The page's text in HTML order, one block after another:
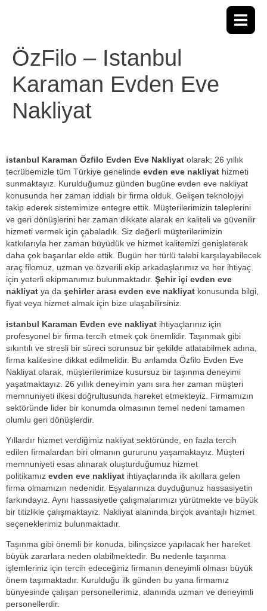
ÖzFilo – Istanbul
Karaman Evden Eve
Nakliyat
istanbul Karaman Özfilo Evden Eve Nakliyat olarak; 26 yıllık
tecrübemizle tüm Türkiye genelinde evden eve nakliyat hizmeti
sunmaktayız. Kurulduğumuz günden bugüne evden eve nakliyat
konusunda her zaman iddialı bir firma olduk. Gelişen teknolojiyi
takip ederek sistemimize entegre ettik. Müşterilerimizin taleplerini
ve geri dönüşlerini her zaman dikkate alarak en kaliteli ve güvenilir
hizmeti vermek için çabaladık. Siz değerli müşterilerimizin
katkılarıyla her zaman büyüdük ve hizmet kalitemizi genişleterek
daha çok başarılar elde ettik. Bugün her türlü talebi karşılayabilecek
araç filomuz, uzman ve özverili ekip arkadaşlarımız ve her ihtiyaç
için yeterli ekipmanımız bulunmaktadır. Şehir içi evden eve
nakliyat ya da şehirler arası evden eve nakliyat konusunda bilgi,
fiyat veya hizmet almak için bize ulaşabilirsiniz.
istanbul Karaman Evden eve nakliyat ihtiyaçlarınız için
profesyonel bir firma tercih etmek çok önemlidir. Taşınmak gibi
sıkıntılı ve stresli bir süreci sorunsuz bir şekilde atlatabilmek adına,
firma kalitesine dikkat edilmelidir. Bu anlamda Özfilo Evden Eve
Nakliyat olarak, müşterilerimize kusursuz bir taşınma deneyimi
yaşatmaktayız. 26 yıllık deneyimin yanı sıra her zaman müşteri
memnuniyeti ilkesi doğrultusunda hareket etmekteyiz. Firmamızın
sektöründe lider bir konumda olmasının temel nedeni tamamen
olumlu geri dönüşlerdir.
Yıllardır hizmet verdiğimiz nakliyat sektöründe, en fazla tercih
edilen firmalardan biri olmanın gururunu yaşamaktayız. Müşteri
memnuniyeti esas alınarak oluşturduğumuz hizmet
politikamız evden eve nakliyat ihtiyaçlarında ilk akıllara gelen
firma olmamızın nedenidir. Eşyalarınıza duyduğunuz hassasiyetin
farkındayız. Aynı hassasiyetle çalışmalarımızı yürütmekte ve büyük
bir titizlikle çalışmaktayız. Nakliyat alanında birçok avantajlı hizmet
seçeneklerimiz bulunmaktadır.
Taşınma gibi önemli bir konuda, bilinçsizce yapılacak her hareket
büyük zararlara neden olabilmektedir. Bu nedenle taşınma
işlemleriniz için tercih edeceğiniz firmanın deneyimli olması büyük
önem taşımaktadır. Kurulduğu ilk günden bu yana firmamız
bünyesinde çalışan personellerimiz, alanında uzman ve deneyimli
personellerdir.